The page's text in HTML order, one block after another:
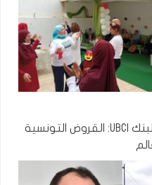
محمد قوبعة المدير العام لبنك UBCI: القروض التونسية